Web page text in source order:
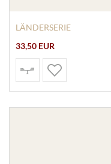
LÄNDERSERIE
33,50 EUR